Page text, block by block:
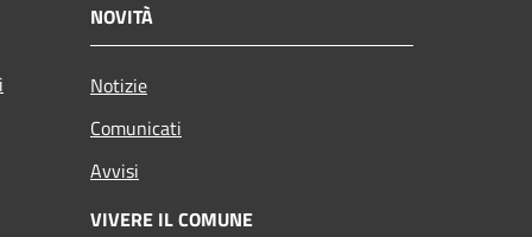
NOVITÀ
Notizie
Comunicati
Avvisi
VIVERE IL COMUNE